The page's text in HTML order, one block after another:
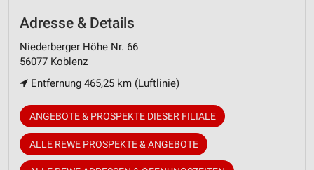
Adresse & Details
Niederberger Höhe Nr. 66
56077 Koblenz
Entfernung 465,25 km (Luftlinie)
ANGEBOTE & PROSPEKTE DIESER FILIALE
ALLE REWE PROSPEKTE & ANGEBOTE